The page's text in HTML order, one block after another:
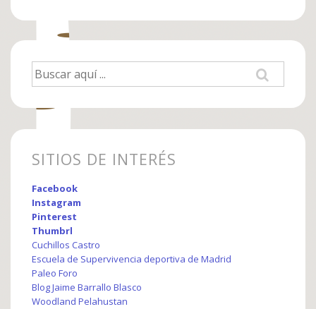
Buscar
por:
SITIOS DE INTERÉS
Facebook
Instagram
Pinterest
Thumbrl
Cuchillos Castro
Escuela de Supervivencia deportiva de Madrid
Paleo Foro
Blog Jaime Barrallo Blasco
Woodland Pelahustan